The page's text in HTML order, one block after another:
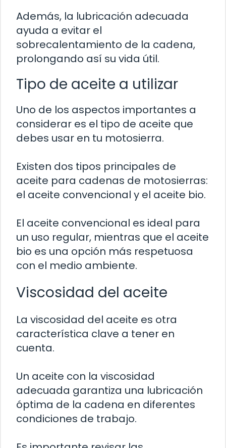
Además, la lubricación adecuada
ayuda a evitar el
sobrecalentamiento de la cadena,
prolongando así su vida útil.
Tipo de aceite a utilizar
Uno de los aspectos importantes a
considerar es el tipo de aceite que
debes usar en tu motosierra.
Existen dos tipos principales de
aceite para cadenas de motosierras:
el aceite convencional y el aceite bio.
El aceite convencional es ideal para
un uso regular, mientras que el aceite
bio es una opción más respetuosa
con el medio ambiente.
Viscosidad del aceite
La viscosidad del aceite es otra
característica clave a tener en
cuenta.
Un aceite con la viscosidad
adecuada garantiza una lubricación
óptima de la cadena en diferentes
condiciones de trabajo.